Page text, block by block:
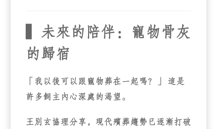
▍未來的陪伴：寵物骨灰
的歸宿
「我以後可以跟寵物葬在一起嗎？」
這是
許多飼主內心深處的渴望。
王別玄協理分享，現代殯葬趨勢已逐漸打破